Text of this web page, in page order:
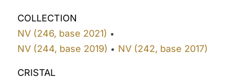
COLLECTION
NV (246, base 2021) •
NV (244, base 2019) • NV (242, base 2017)
CRISTAL